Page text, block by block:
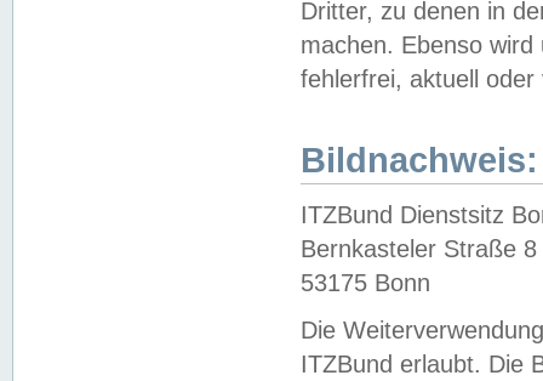
Dritter, zu denen in
machen. Ebenso
fehlerfrei, aktuell oder
Bildnachweis:
ITZBund Dienstsitz
Bernkasteler Straße 8
53175 Bonn
Die
ITZBund erlaubt. Die